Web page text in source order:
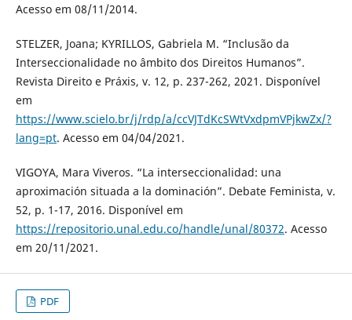
Acesso em 08/11/2014.
STELZER, Joana; KYRILLOS, Gabriela M. “Inclusão da
Interseccionalidade no âmbito dos Direitos Humanos”.
Revista Direito e Práxis, v. 12, p. 237-262, 2021. Disponível
em
https://www.scielo.br/j/rdp/a/ccVJTdKcSWtVxdpmVPjkwZx/?
lang=pt. Acesso em 04/04/2021.
VIGOYA, Mara Viveros. “La interseccionalidad: una
aproximación situada a la dominación”. Debate Feminista, v.
52, p. 1-17, 2016. Disponível em
https://repositorio.unal.edu.co/handle/unal/80372. Acesso
em 20/11/2021.
PDF